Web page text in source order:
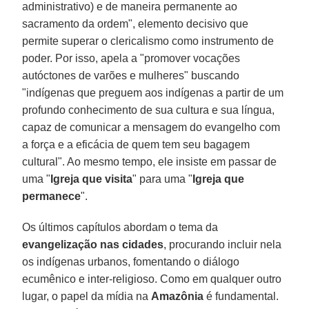
administrativo) e de maneira permanente ao
sacramento da ordem", elemento decisivo que
permite superar o clericalismo como instrumento de
poder. Por isso, apela a "promover vocações
autóctones de varões e mulheres" buscando
"indígenas que preguem aos indígenas a partir de um
profundo conhecimento de sua cultura e sua língua,
capaz de comunicar a mensagem do evangelho com
a força e a eficácia de quem tem seu bagagem
cultural". Ao mesmo tempo, ele insiste em passar de
uma " Igreja que visita" para uma " Igreja que
permanece".
Os últimos capítulos abordam o tema da
evangelização nas cidades, procurando incluir nela
os indígenas urbanos, fomentando o diálogo
ecumênico e inter-religioso. Como em qualquer outro
lugar, o papel da mídia na Amazônia é fundamental.